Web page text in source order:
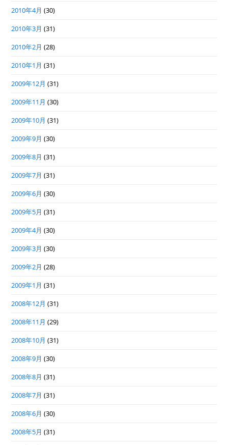
2010年4月 (30)
2010年3月 (31)
2010年2月 (28)
2010年1月 (31)
2009年12月 (31)
2009年11月 (30)
2009年10月 (31)
2009年9月 (30)
2009年8月 (31)
2009年7月 (31)
2009年6月 (30)
2009年5月 (31)
2009年4月 (30)
2009年3月 (30)
2009年2月 (28)
2009年1月 (31)
2008年12月 (31)
2008年11月 (29)
2008年10月 (31)
2008年9月 (30)
2008年8月 (31)
2008年7月 (31)
2008年6月 (30)
2008年5月 (31)